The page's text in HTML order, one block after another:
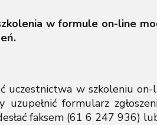
w formule on-line
uczestnictwa w szkoleniu
uzupełnić formularz
faksem (61 6 247 936)